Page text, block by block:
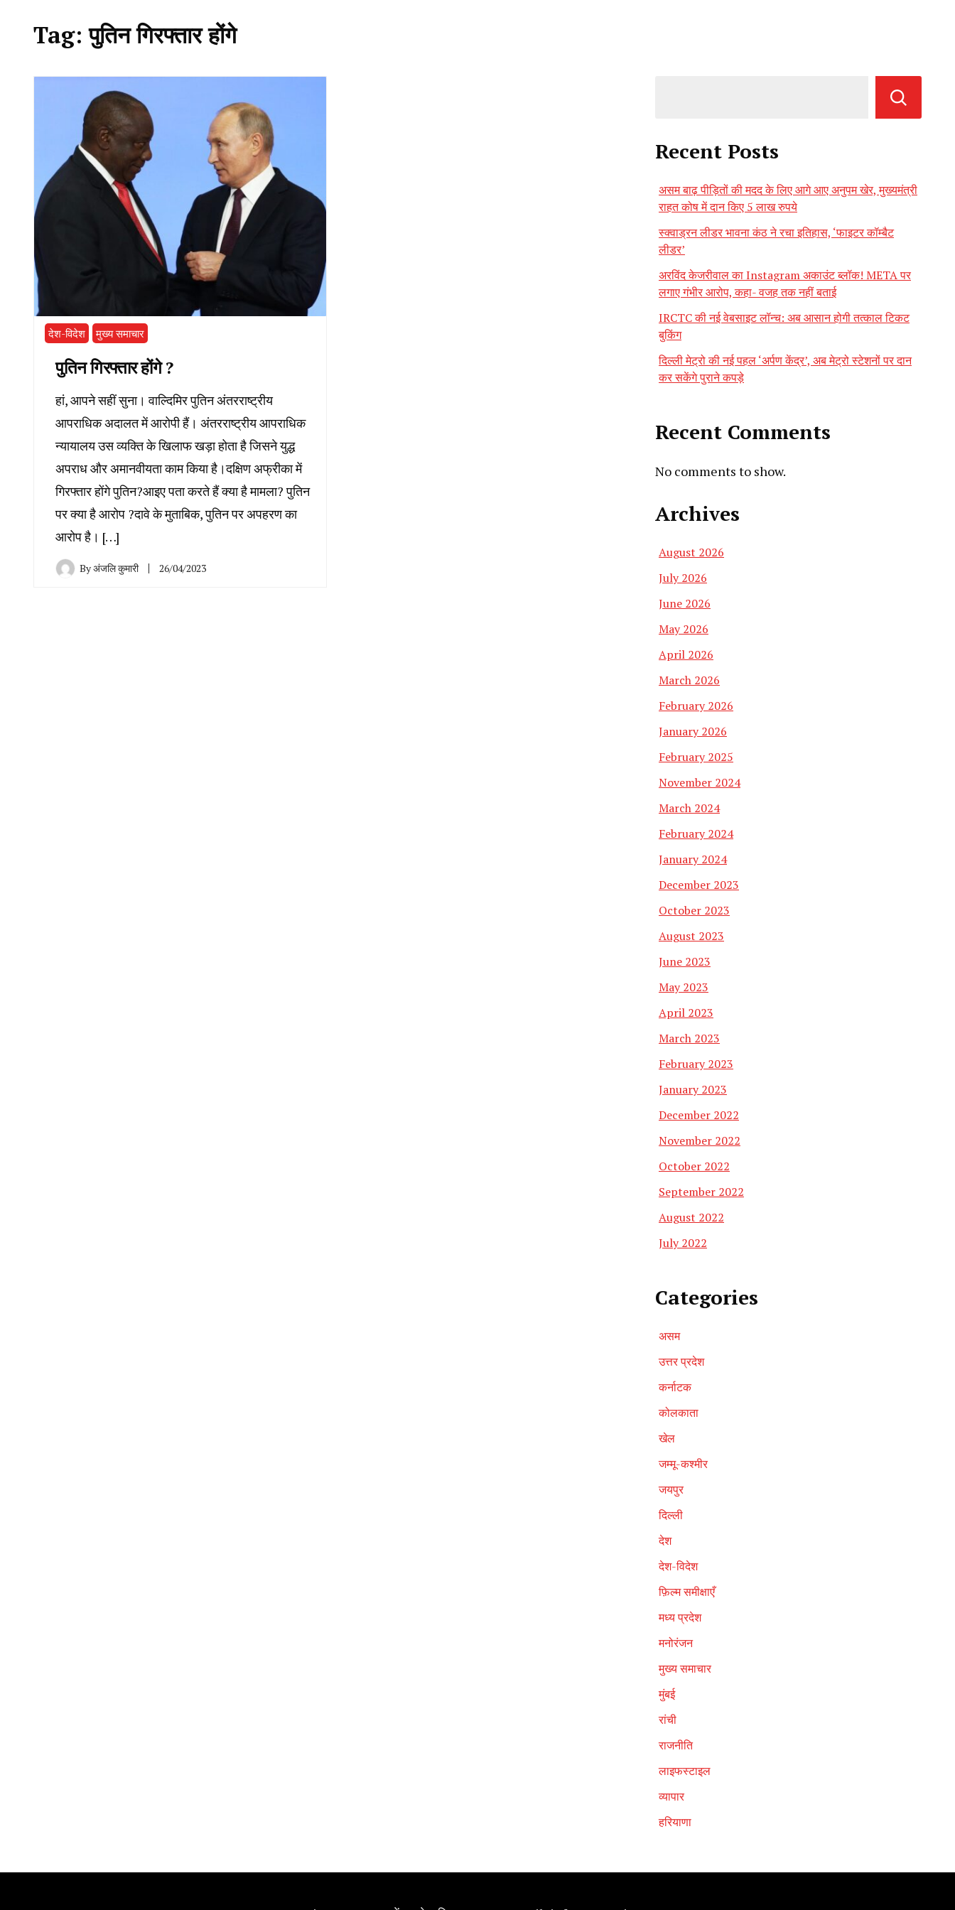
Tag:पुतिन गिरफ्तार होंगे
देश-विदेश मुख्य समाचार
पुतिन गिरफ्तार होंगे ?
हां, आपने सहीं सुना। वाल्दिमिर पुतिन अंतरराष्ट्रीय
आपराधिक अदालत में आरोपी हैं। अंतरराष्ट्रीय आपराधिक
न्यायालय उस व्यक्ति के खिलाफ खड़ा होता है जिसने युद्ध
अपराध और अमानवीयता काम किया है।दक्षिण अफ्रीका में
गिरफ्तार होंगे पुतिन?आइए पता करते हैं क्या है मामला? पुतिन
पर क्या है आरोप ?दावे के मुताबिक, पुतिन पर अपहरण का
आरोप है। […]
Byअंजलि कुमारी 26/04/2023
Recent Posts
असम बाढ़ पीड़ितों की मदद के लिए आगे आए अनुपम खेर, मुख्यमंत्री
राहत कोष में दान किए 5 लाख रुपये
स्क्वाड्रन लीडर भावना कंठ ने रचा इतिहास, ‘फाइटर कॉम्बैट
लीडर’
अरविंद केजरीवाल का Instagram अकाउंट ब्लॉक! META पर
लगाए गंभीर आरोप, कहा- वजह तक नहीं बताई
IRCTC की नई वेबसाइट लॉन्च: अब आसान होगी तत्काल टिकट
बुकिंग
दिल्ली मेट्रो की नई पहल ‘अर्पण केंद्र’, अब मेट्रो स्टेशनों पर दान
कर सकेंगे पुराने कपड़े
Recent Comments
No comments to show.
Archives
August 2026
July 2026
June 2026
May 2026
April 2026
March 2026
February 2026
January 2026
February 2025
November 2024
March 2024
February 2024
January 2024
December 2023
October 2023
August 2023
June 2023
May 2023
April 2023
March 2023
February 2023
January 2023
December 2022
November 2022
October 2022
September 2022
August 2022
July 2022
Categories
असम
उत्तर प्रदेश
कर्नाटक
कोलकाता
खेल
जम्मू-कश्मीर
जयपुर
दिल्ली
देश
देश-विदेश
फ़िल्म समीक्षाएँ
मध्य प्रदेश
मनोरंजन
मुख्य समाचार
मुंबई
रांची
राजनीति
लाइफस्टाइल
व्यापार
हरियाणा